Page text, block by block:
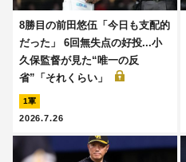
8勝目の前田悠伍「今日も支配的
だった」 6回無失点の好投...小
久保監督が見た“唯一の反
省”「それくらい」
1軍
2026.7.26